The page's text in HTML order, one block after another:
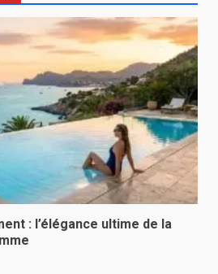
: l’élégance ultime de la